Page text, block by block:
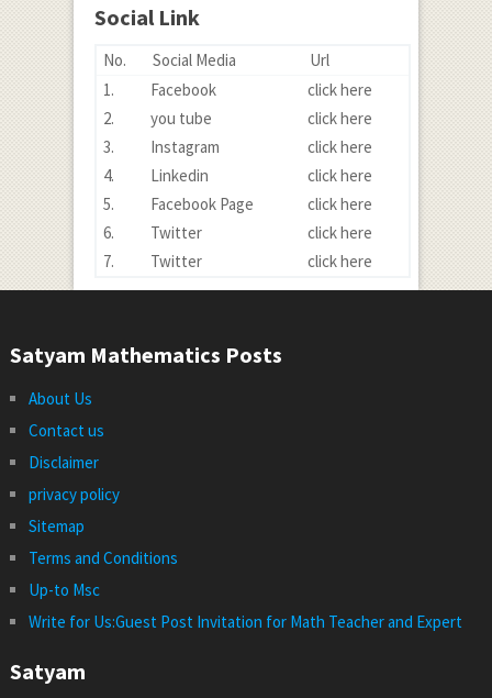
Social Link
No. Social Media
Url
1.
Facebook
click here
2.
you tube
click here
3.
Instagram
click here
4.
Linkedin
click here
5.
Facebook Page
click here
6.
Twitter
click here
7.
Twitter click here
Satyam Mathematics Posts
About Us
Contact us
Disclaimer
privacy policy
Sitemap
Terms and Conditions
Up-to Msc
Write for Us:Guest Post Invitation for Math Teacher and Expert
Satyam